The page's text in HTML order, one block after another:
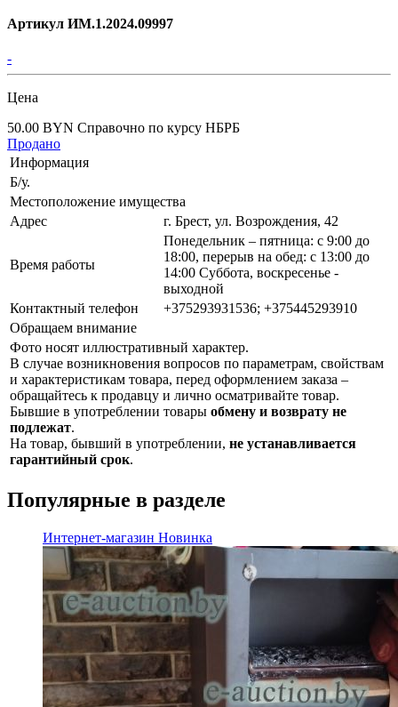
Артикул ИМ.1.2024.09997
-
Цена
50.00 BYN Справочно по курсу НБРБ
Продано
Информация
Б/у.
Местоположение имущества
Адрес
г. Брест, ул. Возрождения, 42
Время работы
Понедельник – пятница: с 9:00 до
18:00, перерыв на обед: с 13:00 до
14:00 Суббота, воскресенье -
выходной
Контактный телефон
+375293931536; +375445293910
Обращаем внимание
Фото носят иллюстративный характер.
В случае возникновения вопросов по параметрам, свойствам
и характеристикам товара, перед оформлением заказа –
обращайтесь к продавцу и лично осматривайте товар.
Бывшие в употреблении товары обмену и возврату не
подлежат.
На товар, бывший в употреблении, не устанавливается
гарантийный срок.
Популярные в разделе
Интернет-магазин Новинка